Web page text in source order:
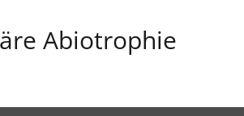
Abiotrophie